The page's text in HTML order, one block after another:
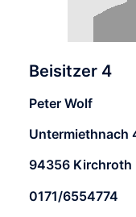
Beisitzer 4
Peter Wolf
Untermiethnach
94356 Kirchroth
0171/6554774